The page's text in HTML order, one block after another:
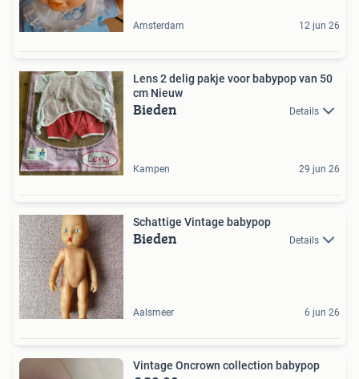
Amsterdam 12 jun 26
Lens 2 delig pakje voor babypop van 50
cm Nieuw
Bieden Details
Kampen 29 jun 26
Schattige Vintage babypop
Bieden Details
Aalsmeer 6 jun 26
Vintage Oncrown collection babypop